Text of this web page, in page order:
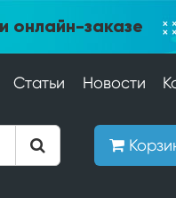
онлайн-заказе
Статьи Новости